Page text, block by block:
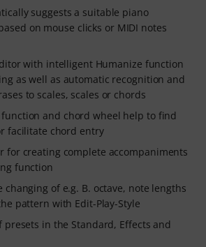
suggests a suitable piano
on mouse clicks or MIDI notes
with intelligent Humanize function
as well as automatic recognition and
to scales, scales or chords
function and chord wheel help to find
facilitate chord entry
for creating complete accompaniments
function
changing of e.g. B. octave, note lengths
pattern with Edit-Play-Style
presets in the Standard, Effects and